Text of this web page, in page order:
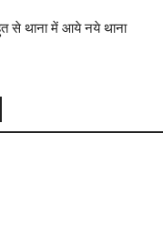
से थाना में आये नये थाना